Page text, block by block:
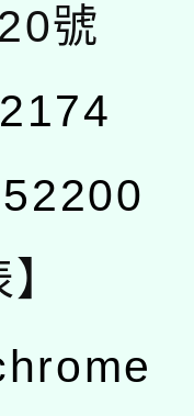
號